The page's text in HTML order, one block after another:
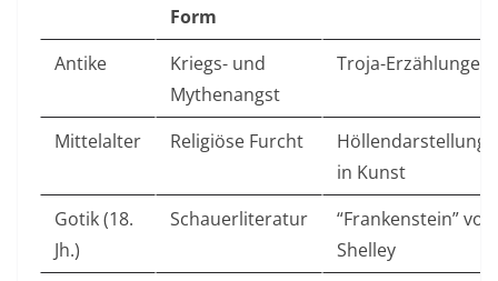
Form
Antike
Kriegs- und
Mythenangst
Troja-Erzählungen ​
Mittelalter Religiöse Furcht
in Kunst ​
Gotik (18.
Jh.)
Schauerliteratur
“Frankenstein” von
Shelley ​